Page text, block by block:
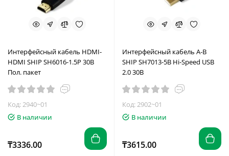
Интерфейсный кабель HDMI-
HDMI SHIP SH6016-1.5P 30В
Пол. пакет
Код: 2940~01
В наличии
₸3336.00
Интерфейсный кабель A-B
SHIP SH7013-5B Hi-Speed USB
2.0 30В
Код: 2902~01
В наличии
₸3615.00